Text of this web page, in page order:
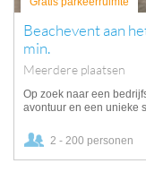
Beachevent aan
min.
Meerdere plaatsen
Op zoek naar een
avontuur en een unieke
2 - 200 personen